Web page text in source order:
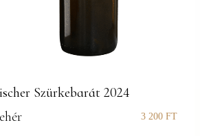
Szürkebarát 2024
3 200 FT